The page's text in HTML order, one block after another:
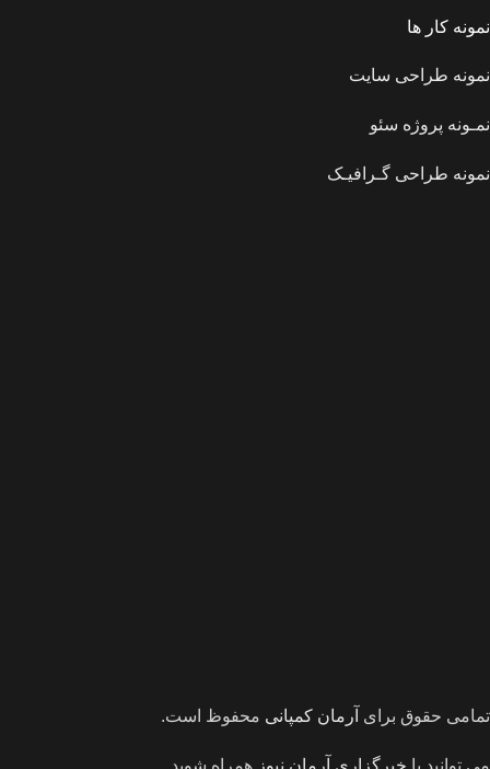
نمونه کار ها
نمونه طراحی سایت
نمـونه پروژه سئو
نمونه طراحی گـرافیـک
تمامی حقوق برای آرمان کمپانی محفوظ است.
می توانید با خبرگزاری آرمان نیوز همراه شوید